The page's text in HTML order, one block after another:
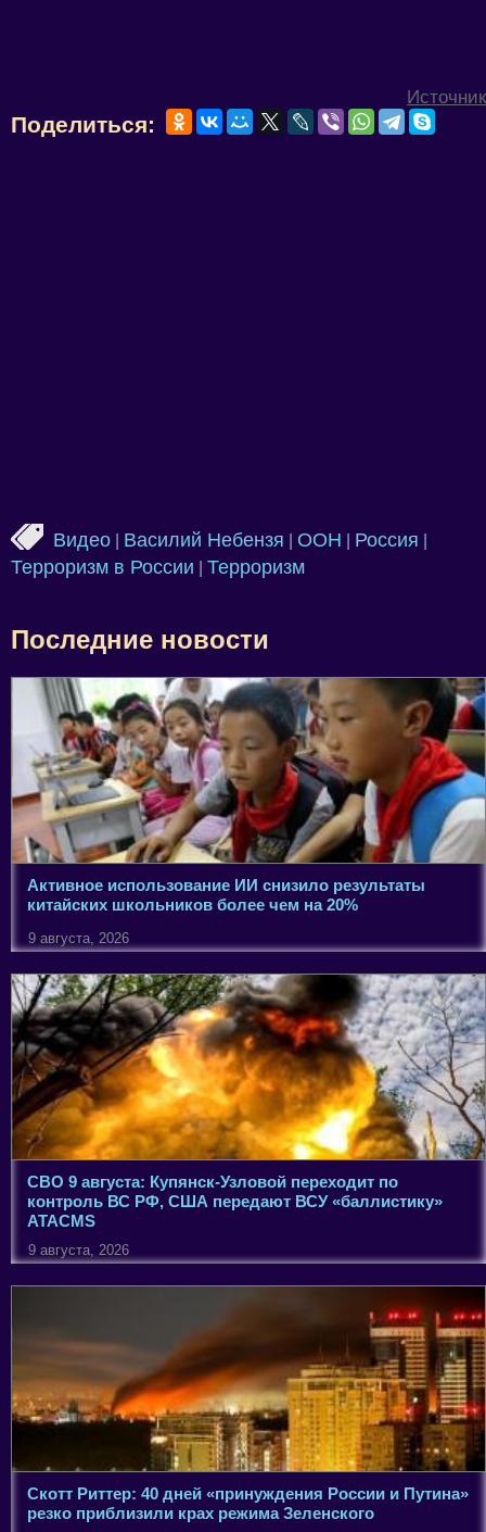
Источник
Поделиться:
Видео Василий Небензя ООН Россия
Терроризм в России Терроризм
Последние новости
Активное использование ИИ снизило результаты
китайских школьников более чем на 20%
9 августа, 2026
СВО 9 августа: Купянск-Узловой переходит по
контроль ВС РФ, США передают ВСУ «баллистику»
ATACMS
9 августа, 2026
Скотт Риттер: 40 дней «принуждения России и Путина»
резко приблизили крах режима Зеленского